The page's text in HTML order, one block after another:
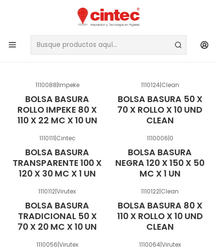
BOLSAS
FILTROS
1110088|Impeke
BOLSA BASURA
ROLLO IMPEKE 80 X
110 X 22 MC X 10 UN
1110124|Clean
BOLSA BASURA 50 X
70 X ROLLO X 10 UND
CLEAN
1110111|Cintec
BOLSA BASURA
TRANSPARENTE 100 X
120 X 30 MC X 1 UN
1110006|0
BOLSA BASURA
NEGRA 120 X 150 X 50
MC X 1 UN
1110112|Virutex
BOLSA BASURA
TRADICIONAL 50 X
70 X 20 MC X 10 UN
1110122|Clean
BOLSA BASURA 80 X
110 X ROLLO X 10 UND
CLEAN
1110056|Virutex 1110064|Virutex